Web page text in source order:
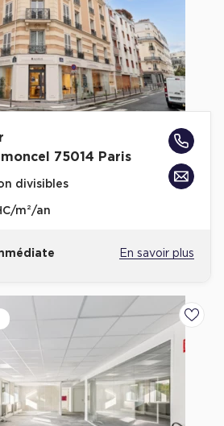
à Nîmes
à Toulouse
à Marseille
sur-Seine
75014 Paris
divisibles
m²/an
En savoir plus